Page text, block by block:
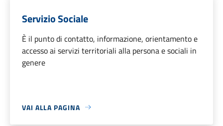
Servizio Sociale
È il punto di contatto, informazione, orientamento e
accesso ai servizi territoriali alla persona e sociali in
genere
VAI ALLA PAGINA